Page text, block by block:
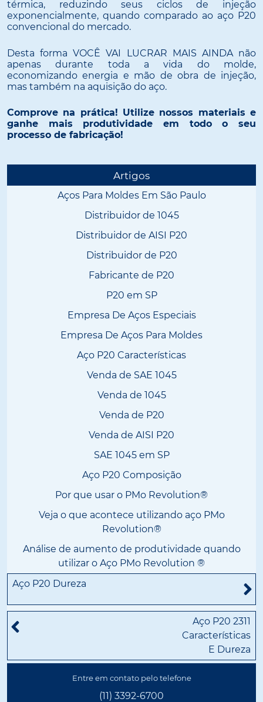
térmica, reduzindo seus ciclos de injeção
exponencialmente, quando comparado ao aço P20
convencional do mercado.
Desta forma VOCÊ VAI LUCRAR MAIS AINDA não
apenas durante toda a vida do molde,
economizando energia e mão de obra de injeção,
mas também na aquisição do aço.
Comprove na prática! Utilize nossos materiais e
ganhe mais produtividade em todo o seu
processo de fabricação!
Artigos
Aços Para Moldes Em São Paulo
Distribuidor de 1045
Distribuidor de AISI P20
Distribuidor de P20
Fabricante de P20
P20 em SP
Empresa De Aços Especiais
Empresa De Aços Para Moldes
Aço P20 Características
Venda de SAE 1045
Venda de 1045
Venda de P20
Venda de AISI P20
SAE 1045 em SP
Aço P20 Composição
Por que usar o PMo Revolution®
Veja o que acontece utilizando aço PMo
Revolution®
Análise de aumento de produtividade quando
utilizar o Aço PMo Revolution ®
Aço P20 Dureza
Aço P20 2311
Características
E Dureza
Entre em contato pelo telefone
(11) 3392-6700